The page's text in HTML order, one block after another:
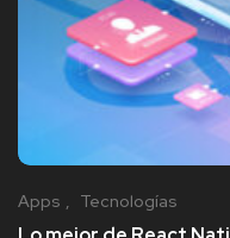
Apps Tecnologías